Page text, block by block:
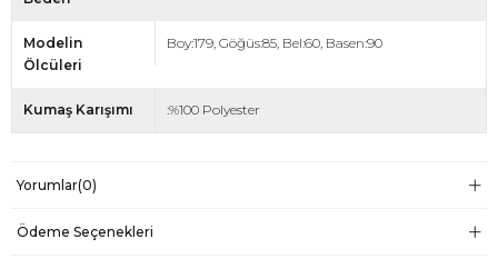
Modelin
Ölcüleri
Boy:179, Göğüs:85, Bel:60, Basen:90
Kumaş Karışımı :%100 Polyester
Yorumlar(0)
Ödeme Seçenekleri